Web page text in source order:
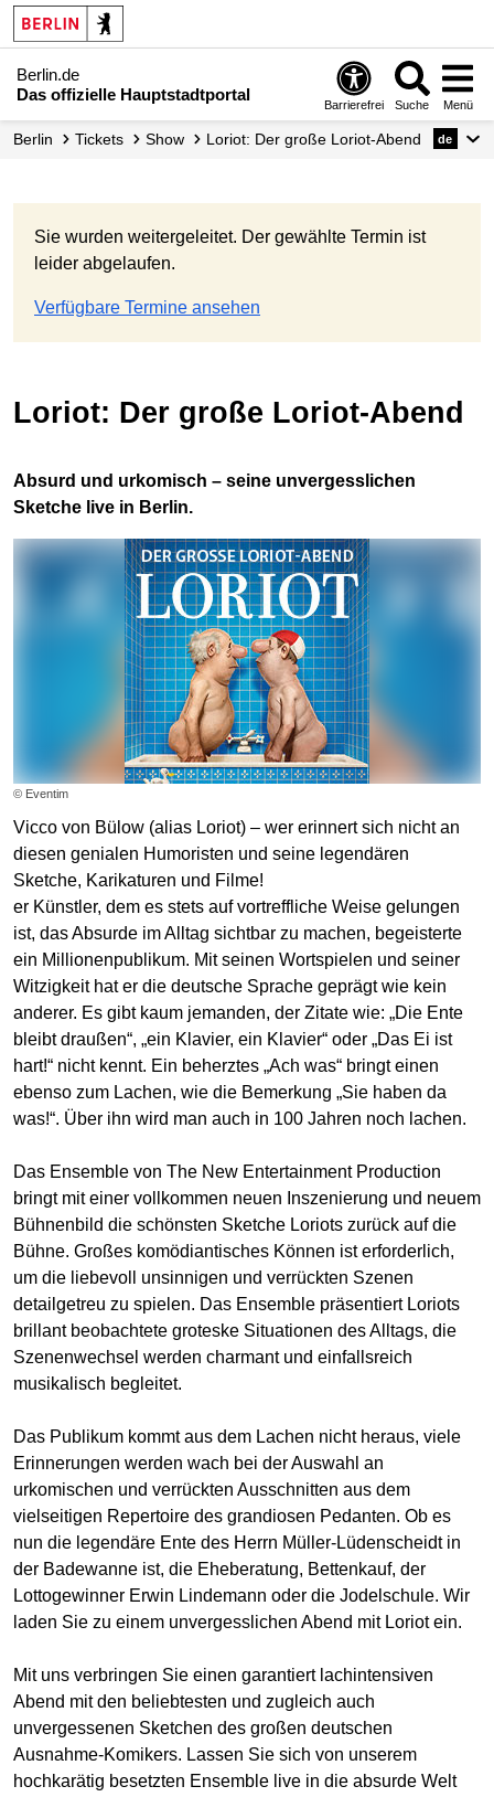
Berlin.de
Das offizielle Hauptstadtportal
Barrierefrei Suche Menü
Berlin Tickets Show Loriot: Der große Loriot-Abend de
Sie wurden weitergeleitet. Der gewählte Termin ist
leider abgelaufen.
Verfügbare Termine ansehen
Loriot: Der große Loriot-Abend
Absurd und urkomisch – seine unvergesslichen
Sketche live in Berlin.
© Eventim
Vicco von Bülow (alias Loriot) – wer erinnert sich nicht an
diesen genialen Humoristen und seine legendären
Sketche, Karikaturen und Filme!
er Künstler, dem es stets auf vortreffliche Weise gelungen
ist, das Absurde im Alltag sichtbar zu machen, begeisterte
ein Millionenpublikum. Mit seinen Wortspielen und seiner
Witzigkeit hat er die deutsche Sprache geprägt wie kein
anderer. Es gibt kaum jemanden, der Zitate wie: „Die Ente
bleibt draußen“, „ein Klavier, ein Klavier“ oder „Das Ei ist
hart!“ nicht kennt. Ein beherztes „Ach was“ bringt einen
ebenso zum Lachen, wie die Bemerkung „Sie haben da
was!“. Über ihn wird man auch in 100 Jahren noch lachen.
Das Ensemble von The New Entertainment Production
bringt mit einer vollkommen neuen Inszenierung und neuem
Bühnenbild die schönsten Sketche Loriots zurück auf die
Bühne. Großes komödiantisches Können ist erforderlich,
um die liebevoll unsinnigen und verrückten Szenen
detailgetreu zu spielen. Das Ensemble präsentiert Loriots
brillant beobachtete groteske Situationen des Alltags, die
Szenenwechsel werden charmant und einfallsreich
musikalisch begleitet.
Das Publikum kommt aus dem Lachen nicht heraus, viele
Erinnerungen werden wach bei der Auswahl an
urkomischen und verrückten Ausschnitten aus dem
vielseitigen Repertoire des grandiosen Pedanten. Ob es
nun die legendäre Ente des Herrn Müller-Lüdenscheidt in
der Badewanne ist, die Eheberatung, Bettenkauf, der
Lottogewinner Erwin Lindemann oder die Jodelschule. Wir
laden Sie zu einem unvergesslichen Abend mit Loriot ein.
Mit uns verbringen Sie einen garantiert lachintensiven
Abend mit den beliebtesten und zugleich auch
unvergessenen Sketchen des großen deutschen
Ausnahme-Komikers. Lassen Sie sich von unserem
hochkarätig besetzten Ensemble live in die absurde Welt